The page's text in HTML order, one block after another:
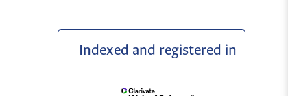
Indexed and registered in